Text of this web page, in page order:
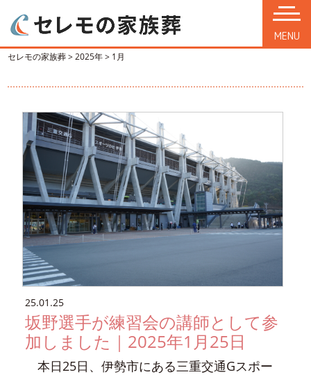
MENU
セレモの家族葬>2025年> 1月
25.01.25
坂野選手が練習会の講師として参
加しました｜2025年1月25日
本日25日、伊勢市にある三重交通Gスポー